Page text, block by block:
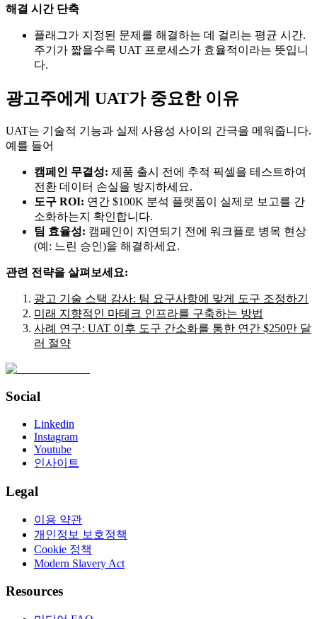
해결 시간 단축
플래그가 지정된 문제를 해결하는 데 걸리는 평균 시간.
주기가 짧을수록 UAT 프로세스가 효율적이라는 뜻입니
다.
광고주에게 UAT가 중요한 이유
UAT는 기술적 기능과 실제 사용성 사이의 간극을 메워줍니다.
예를 들어
캠페인 무결성: 제품 출시 전에 추적 픽셀을 테스트하여
전환 데이터 손실을 방지하세요.
도구 ROI: 연간 $100K 분석 플랫폼이 실제로 보고를 간
소화하는지 확인합니다.
팀 효율성: 캠페인이 지연되기 전에 워크플로 병목 현상
(예: 느린 승인)을 해결하세요.
관련 전략을 살펴보세요:
광고 기술 스택 감사: 팀 요구사항에 맞게 도구 조정하기
미래 지향적인 마테크 인프라를 구축하는 방법
사례 연구: UAT 이후 도구 간소화를 통한 연간 $250만 달
러 절약
Social
Linkedin
Instagram
Youtube
인사이트
Legal
이용 약관
개인정보 보호정책
Cookie 정책
Modern Slavery Act
Resources